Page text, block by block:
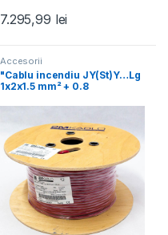
7.295,99 lei
Accesorii
"Cablu incendiu JY(St)Y…Lg
1x2x1.5 mm² + 0.8